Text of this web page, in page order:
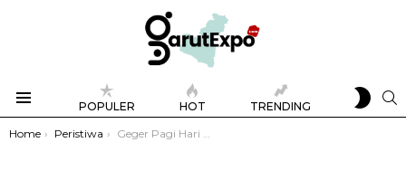
POPULER HOT TRENDING
SKIN
You are here:
Home Peristiwa Geger Pagi Hari di Garut! Pria Ditemukan Tak Bernyawa di Area Makam TPA Panyabungan